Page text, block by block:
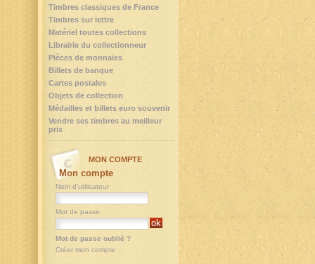
Timbres classiques de France
Timbres sur lettre
Matériel toutes collections
Librairie du collectionneur
Pièces de monnaies
Billets de banque
Cartes postales
Objets de collection
Médailles et billets euro souvenir
Vendre ses timbres au meilleur
prix
MON COMPTE
Mon compte
Nom d'utilisateur
Mot de passe
Mot de passe oublié ?
Créer mon compte